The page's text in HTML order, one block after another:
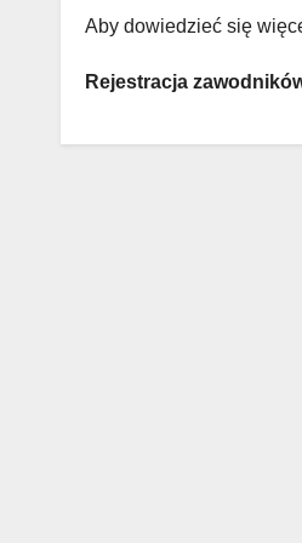
Aby dowiedzieć się
Rejestracja